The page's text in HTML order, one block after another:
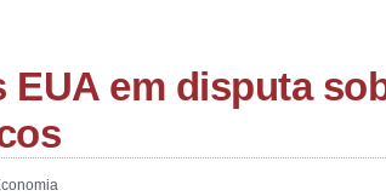
EUA em disputa